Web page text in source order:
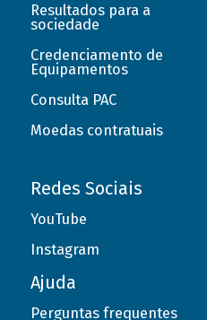
Resultados para a
sociedade
Credenciamento de
Equipamentos
Consulta PAC
Moedas contratuais
Redes Sociais
YouTube
Instagram
Ajuda
Perguntas frequentes